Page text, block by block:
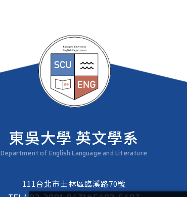
東吳大學 英文學系
Department of English Language and Literature
111台北市士林區臨溪路70號